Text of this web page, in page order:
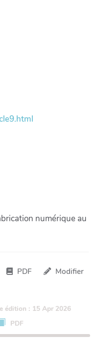
numérique au
PDF Modifier
édition : 15 Apr 2026
PDF